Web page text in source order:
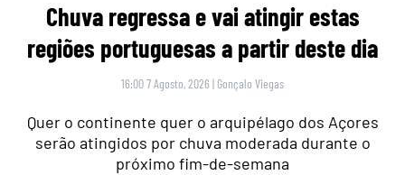
Chuva regressa e vai atingir estas
regiões portuguesas a partir deste dia
16:00 7 Agosto, 2026 | Gonçalo Viegas
Quer o continente quer o arquipélago dos Açores
serão atingidos por chuva moderada durante o
próximo fim-de-semana